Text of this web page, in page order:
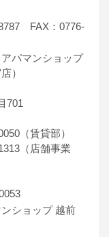
FAX：0776-
パマンショップ
）
701
（賃貸部）
（店舗事業
ショップ 越前